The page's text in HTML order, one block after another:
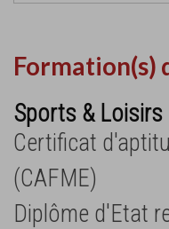
Formation(s)
Sports & Loisirs
Certificat
(CAFME)
Diplôme d'Etat